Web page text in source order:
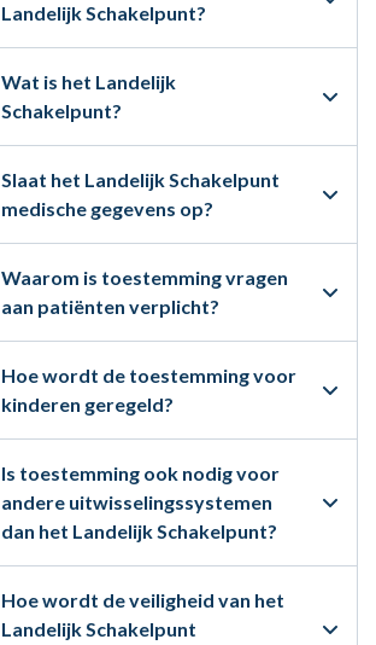
Landelijk Schakelpunt?
Wat is het Landelijk
Schakelpunt?
Slaat het Landelijk Schakelpunt
medische gegevens op?
Waarom is toestemming vragen
aan patiënten verplicht?
Hoe wordt de toestemming voor
kinderen geregeld?
Is toestemming ook nodig voor
andere uitwisselingssystemen
dan het Landelijk Schakelpunt?
Hoe wordt de veiligheid van het
Landelijk Schakelpunt